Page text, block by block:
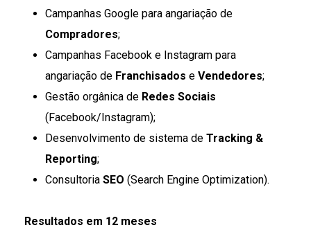
Campanhas Google para angariação de
Compradores;
Campanhas Facebook e Instagram para
angariação de Franchisados e Vendedores;
Gestão orgânica de Redes Sociais
(Facebook/Instagram);
Desenvolvimento de sistema de Tracking &
Reporting;
Consultoria SEO (Search Engine Optimization).
Resultados em 12 meses